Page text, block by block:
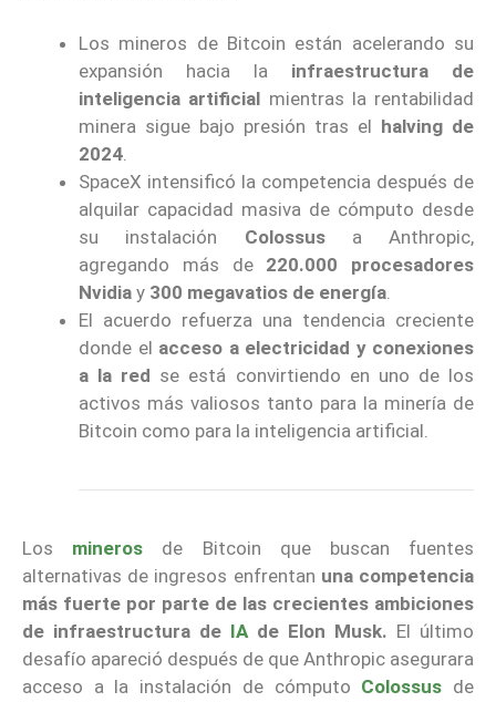
Los mineros de Bitcoin están acelerando su
expansión hacia la infraestructura de
inteligencia artificial mientras la rentabilidad
minera sigue bajo presión tras el halving de
2024.
SpaceX intensificó la competencia después de
alquilar capacidad masiva de cómputo desde
su instalación Colossusa Anthropic,
agregando más de 220.000 procesadores
Nvidia y 300 megavatios de energía.
El acuerdo refuerza una tendencia creciente
donde el acceso a electricidad y conexiones
a la red se está convirtiendo en uno de los
activos más valiosos tanto para la minería de
Bitcoin como para la inteligencia artificial.
Los mineros
de Bitcoin que buscan fuentes
alternativas de ingresos enfrentan una competencia
más fuerte por parte de las crecientes ambiciones
de infraestructura de IAde Elon Musk. El último
desafío apareció después de que Anthropic asegurara
acceso a la instalación de cómputo Colossus de